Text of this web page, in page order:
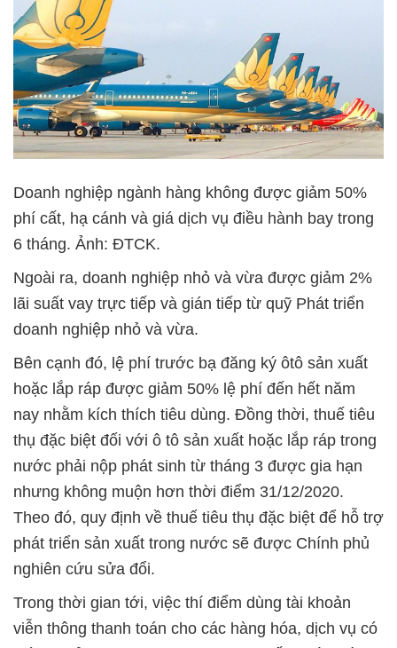
Doanh nghiệp ngành hàng không được giảm 50%
phí cất, hạ cánh và giá dịch vụ điều hành bay trong
6 tháng. Ảnh: ĐTCK.
Ngoài ra, doanh nghiệp nhỏ và vừa được giảm 2%
lãi suất vay trực tiếp và gián tiếp từ quỹ Phát triển
doanh nghiệp nhỏ và vừa.
Bên cạnh đó, lệ phí trước bạ đăng ký ôtô sản xuất
hoặc lắp ráp được giảm 50% lệ phí đến hết năm
nay nhằm kích thích tiêu dùng. Đồng thời, thuế tiêu
thụ đặc biệt đối với ô tô sản xuất hoặc lắp ráp trong
nước phải nộp phát sinh từ tháng 3 được gia hạn
nhưng không muộn hơn thời điểm 31/12/2020.
Theo đó, quy định về thuế tiêu thụ đặc biệt để hỗ trợ
phát triển sản xuất trong nước sẽ được Chính phủ
nghiên cứu sửa đổi.
Trong thời gian tới, việc thí điểm dùng tài khoản
viễn thông thanh toán cho các hàng hóa, dịch vụ có